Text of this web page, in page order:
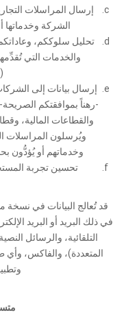
إرسال المراسلات
الشركة وخدماتها
تحليل سلوككم،
والخدمات التي
إرسال بيانات إلى
-رهناً بموافقتكم
والقطاعات المالية،
ويُرسلون المراسلات
وخدماتهم أو يُؤدُّون
تحسين تجربة
قد تُعالج البيانات في نسخة
في ذلك البريد أو البريد
التلقائية، والرسائل
المتعددة)، والفاكس، وأي